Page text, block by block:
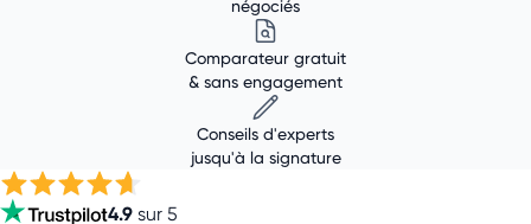
négociés
Comparateur gratuit
& sans engagement
Conseils d'experts
jusqu'à la signature
4.9 sur 5